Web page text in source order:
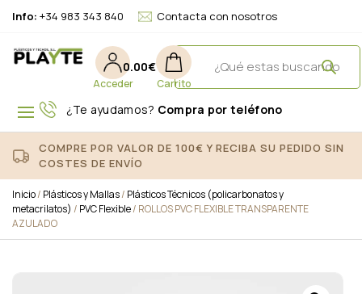
Info: +34 983 343 840 Contacta con nosotros
0.00€
¿Te ayudamos? Compra por teléfono
COMPRE POR VALOR DE 100€ Y RECIBA SU PEDIDO SIN
COSTES DE ENVÍO
Inicio/ Plásticos y Mallas/ Plásticos Técnicos (policarbonatos y
metacrilatos) / PVC Flexible/ ROLLOS PVC FLEXIBLE TRANSPARENTE
AZULADO